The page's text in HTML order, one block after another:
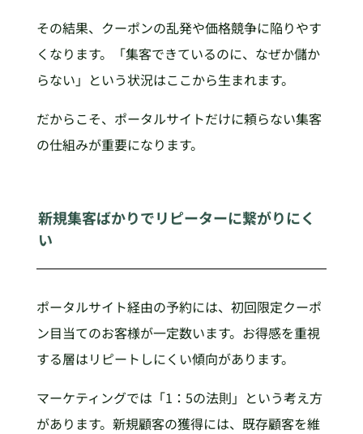
その結果、クーポンの乱発や価格競争に陥りやす
くなります。「集客できているのに、なぜか儲か
らない」という状況はここから生まれます。
だからこそ、ポータルサイトだけに頼らない集客
の仕組みが重要になります。
新規集客ばかりでリピーターに繋がりにく
い
ポータルサイト経由の予約には、初回限定クーポ
ン目当てのお客様が一定数います。お得感を重視
する層はリピートしにくい傾向があります。
マーケティングでは「1：5の法則」という考え方
があります。新規顧客の獲得には、既存顧客を維